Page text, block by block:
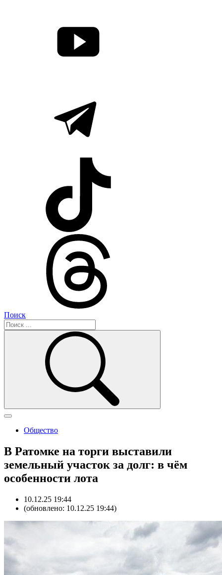
Поиск
Общество
В Ратомке на торги выставили
земельный участок за долг: в чём
особенности лота
10.12.25 19:44
(обновлено: 10.12.25 19:44)